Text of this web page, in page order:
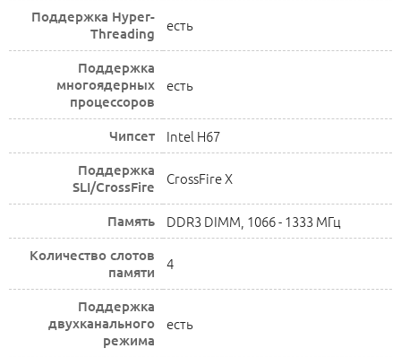
Поддержка Hyper-
Threading
есть
Поддержка
многоядерных
процессоров
есть
Чипсет Intel H67
Поддержка
SLI/CrossFire
CrossFire X
Память DDR3 DIMM, 1066 - 1333 МГц
Количество слотов
памяти
4
Поддержка
двухканального
режима
есть